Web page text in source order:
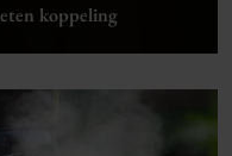
koppeling